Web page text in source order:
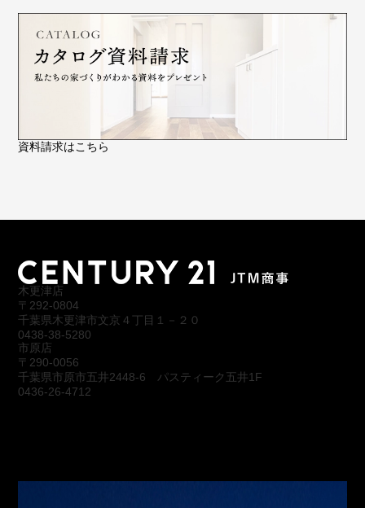
資料請求はこちら
木更津店
〒292-0804
千葉県木更津市文京４丁目１－２０
0438-38-5280
市原店
〒290-0056
千葉県市原市五井2448-6 パスティーク五井1F
0436-26-4712